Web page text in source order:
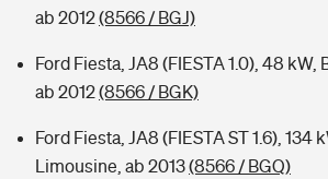
ab 2012(8566 / BGJ)
Ford Fiesta, JA8 (FIESTA 1.0), 48 kW,
ab 2012(8566 / BGK)
Ford Fiesta, JA8 (FIESTA ST 1.6), 134
Limousine, ab 2013(8566 / BGQ)